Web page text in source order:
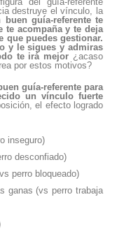
destruye el vínculo, la
buen guía-referente te
te acompaña y te deja
que puedes gestionar.
y le sigues y admiras
te irá mejor ¿acaso
por estos motivos?
guía-referente para
un vínculo fuerte
el efecto logrado
inseguro)
desconfiado)
perro bloqueado)
ganas (vs perro trabaja